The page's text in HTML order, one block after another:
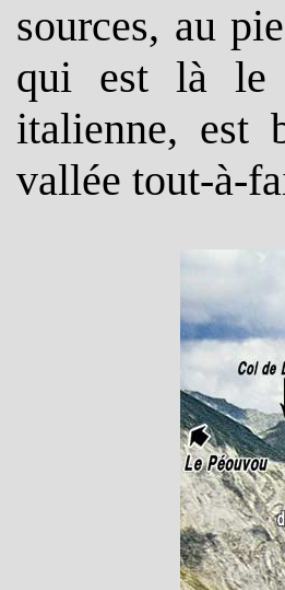
sources, au
qui est là le
italienne, est
vallée tout-à-